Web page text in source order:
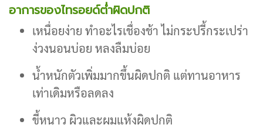
อาการของไทรอยด์ต่ำผิดปกติ
เหนื่อยง่าย ทำอะไรเชื่องช้า ไม่กระปรี้กระเปร่า
ง่วงนอนบ่อย หลงลืมบ่อย
น้ำหนักตัวเพิ่มมากขึ้นผิดปกติ แต่ทานอาหาร
เท่าเดิมหรือลดลง
ขี้หนาว ผิวและผมแห้งผิดปกติ